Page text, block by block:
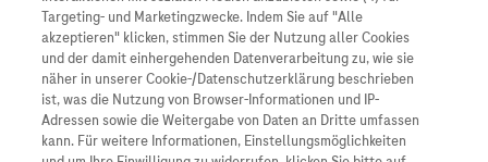
Unsere Standorte
Roche Stories
Events
Digitalisierung
Blog Zukunftslabor
Informationen zu
Diagnostik ist
Klinische Studien
Arzneimittel A-Z
Roche Pipeline
Roche Fachportal
Kontakt
Presse
Karriere
Targeting- und Marketingzwecke. Indem Sie auf "Alle
akzeptieren" klicken, stimmen Sie der Nutzung aller Cookies
und der damit einhergehenden Datenverarbeitung zu, wie sie
näher in unserer Cookie-/Datenschutzerklärung beschrieben
ist, was die Nutzung von Browser-Informationen und IP-
Adressen sowie die Weitergabe von Daten an Dritte umfassen
kann. Für weitere Informationen, Einstellungsmöglichkeiten